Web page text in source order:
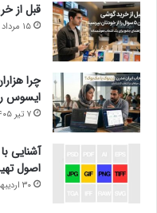
قبل از خرید گوشی
۱۵ مرداد ۱۴۰۵
چرا
ایسوس
۷ تیر ۱۴۰۵
آشنایی
اصول
۳۰ اردیبهشت ۱۴۰۵